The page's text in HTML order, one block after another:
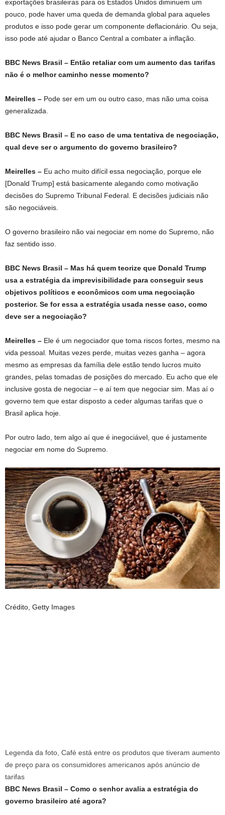
exportações brasileiras para os Estados Unidos diminuem um
pouco, pode haver uma queda de demanda global para aqueles
produtos e isso pode gerar um componente deflacionário. Ou seja,
isso pode até ajudar o Banco Central a combater a inflação.
BBC News Brasil – Então retaliar com um aumento das tarifas
não é o melhor caminho nesse momento?
Meirelles – Pode ser em um ou outro caso, mas não uma coisa
generalizada.
BBC News Brasil – E no caso de uma tentativa de negociação,
qual deve ser o argumento do governo brasileiro?
Meirelles – Eu acho muito difícil essa negociação, porque ele
[Donald Trump] está basicamente alegando como motivação
decisões do Supremo Tribunal Federal. E decisões judiciais não
são negociáveis.
O governo brasileiro não vai negociar em nome do Supremo, não
faz sentido isso.
BBC News Brasil – Mas há quem teorize que Donald Trump
usa a estratégia da imprevisibilidade para conseguir seus
objetivos políticos e econômicos com uma negociação
posterior. Se for essa a estratégia usada nesse caso, como
deve ser a negociação?
Meirelles – Ele é um negociador que toma riscos fortes, mesmo na
vida pessoal. Muitas vezes perde, muitas vezes ganha – agora
mesmo as empresas da família dele estão tendo lucros muito
grandes, pelas tomadas de posições do mercado. Eu acho que ele
inclusive gosta de negociar – e aí tem que negociar sim. Mas aí o
governo tem que estar disposto a ceder algumas tarifas que o
Brasil aplica hoje.
Por outro lado, tem algo aí que é inegociável, que é justamente
negociar em nome do Supremo.
Crédito, Getty Images
Legenda da foto, Café está entre os produtos que tiveram aumento
de preço para os consumidores americanos após anúncio de
tarifas
BBC News Brasil – Como o senhor avalia a estratégia do
governo brasileiro até agora?